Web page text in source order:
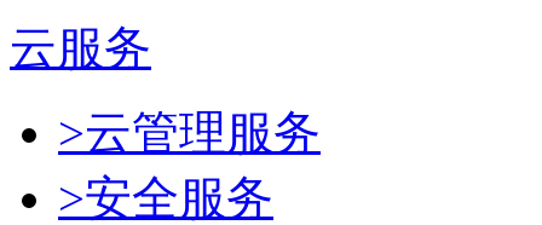
云服务
>云管理服务
>安全服务